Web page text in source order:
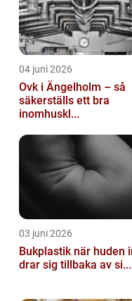
04 juni 2026
Ovk i Ängelholm – så
säkerställs ett bra
inomhuskl...
03 juni 2026
Bukplastik när huden inte
drar sig tillbaka av si...